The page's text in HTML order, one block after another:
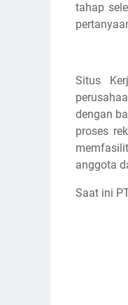
tahap
Situs
dengan
proses
anggota
Saat ini